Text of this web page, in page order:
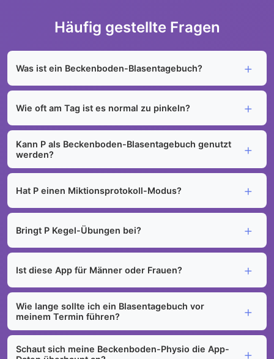
Häufig gestellte Fragen
Was ist ein Beckenboden-Blasentagebuch?
Wie oft am Tag ist es normal zu pinkeln?
Kann P als Beckenboden-Blasentagebuch genutzt
werden?
Hat P einen Miktionsprotokoll-Modus?
Bringt P Kegel-Übungen bei?
Ist diese App für Männer oder Frauen?
Wie lange sollte ich ein Blasentagebuch vor
meinem Termin führen?
Schaut sich meine Beckenboden-Physio die App-